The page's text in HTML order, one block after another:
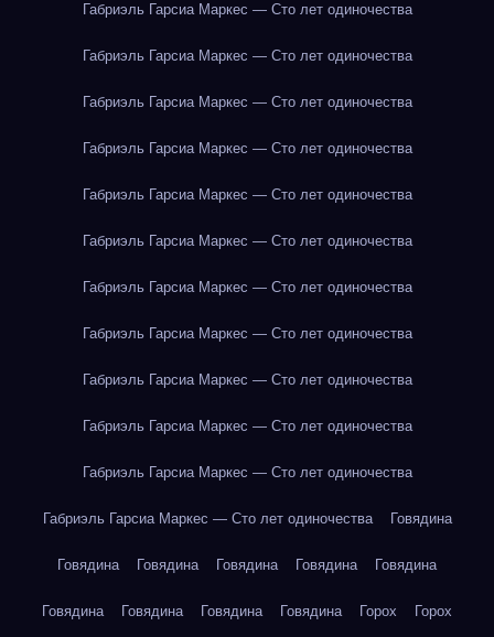
Габриэль Гарсиа Маркес — Сто лет одиночества
Габриэль Гарсиа Маркес — Сто лет одиночества
Габриэль Гарсиа Маркес — Сто лет одиночества
Габриэль Гарсиа Маркес — Сто лет одиночества
Габриэль Гарсиа Маркес — Сто лет одиночества
Габриэль Гарсиа Маркес — Сто лет одиночества
Габриэль Гарсиа Маркес — Сто лет одиночества
Габриэль Гарсиа Маркес — Сто лет одиночества
Габриэль Гарсиа Маркес — Сто лет одиночества
Габриэль Гарсиа Маркес — Сто лет одиночества
Габриэль Гарсиа Маркес — Сто лет одиночества
Габриэль Гарсиа Маркес — Сто лет одиночества Говядина
Говядина Говядина Говядина Говядина Говядина
Говядина Говядина Говядина Говядина Горох Горох